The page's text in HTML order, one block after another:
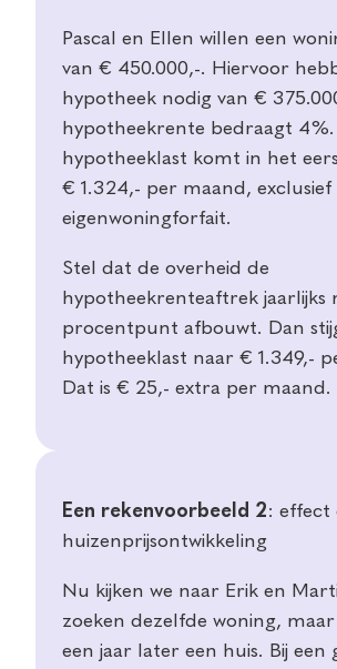
Pascal en Ellen willen een
van € 450.000,-. Hiervoor
hypotheek nodig van €
hypotheekrente bedraagt
hypotheeklast komt in het
€ 1.324,- per maand, exclusief
eigenwoningforfait.
Stel dat de overheid de
hypotheekrenteaftrek jaarlijks
procentpunt afbouwt. Dan
hypotheeklast naar € 1.349,-
Dat is € 25,- extra per maand.
Een rekenvoorbeeld 2: effect
huizenprijsontwikkeling
Nu kijken we naar Erik en
zoeken dezelfde woning,
een jaar later een huis. Bij een